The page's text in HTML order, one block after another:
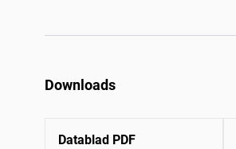
Downloads
Datablad PDF